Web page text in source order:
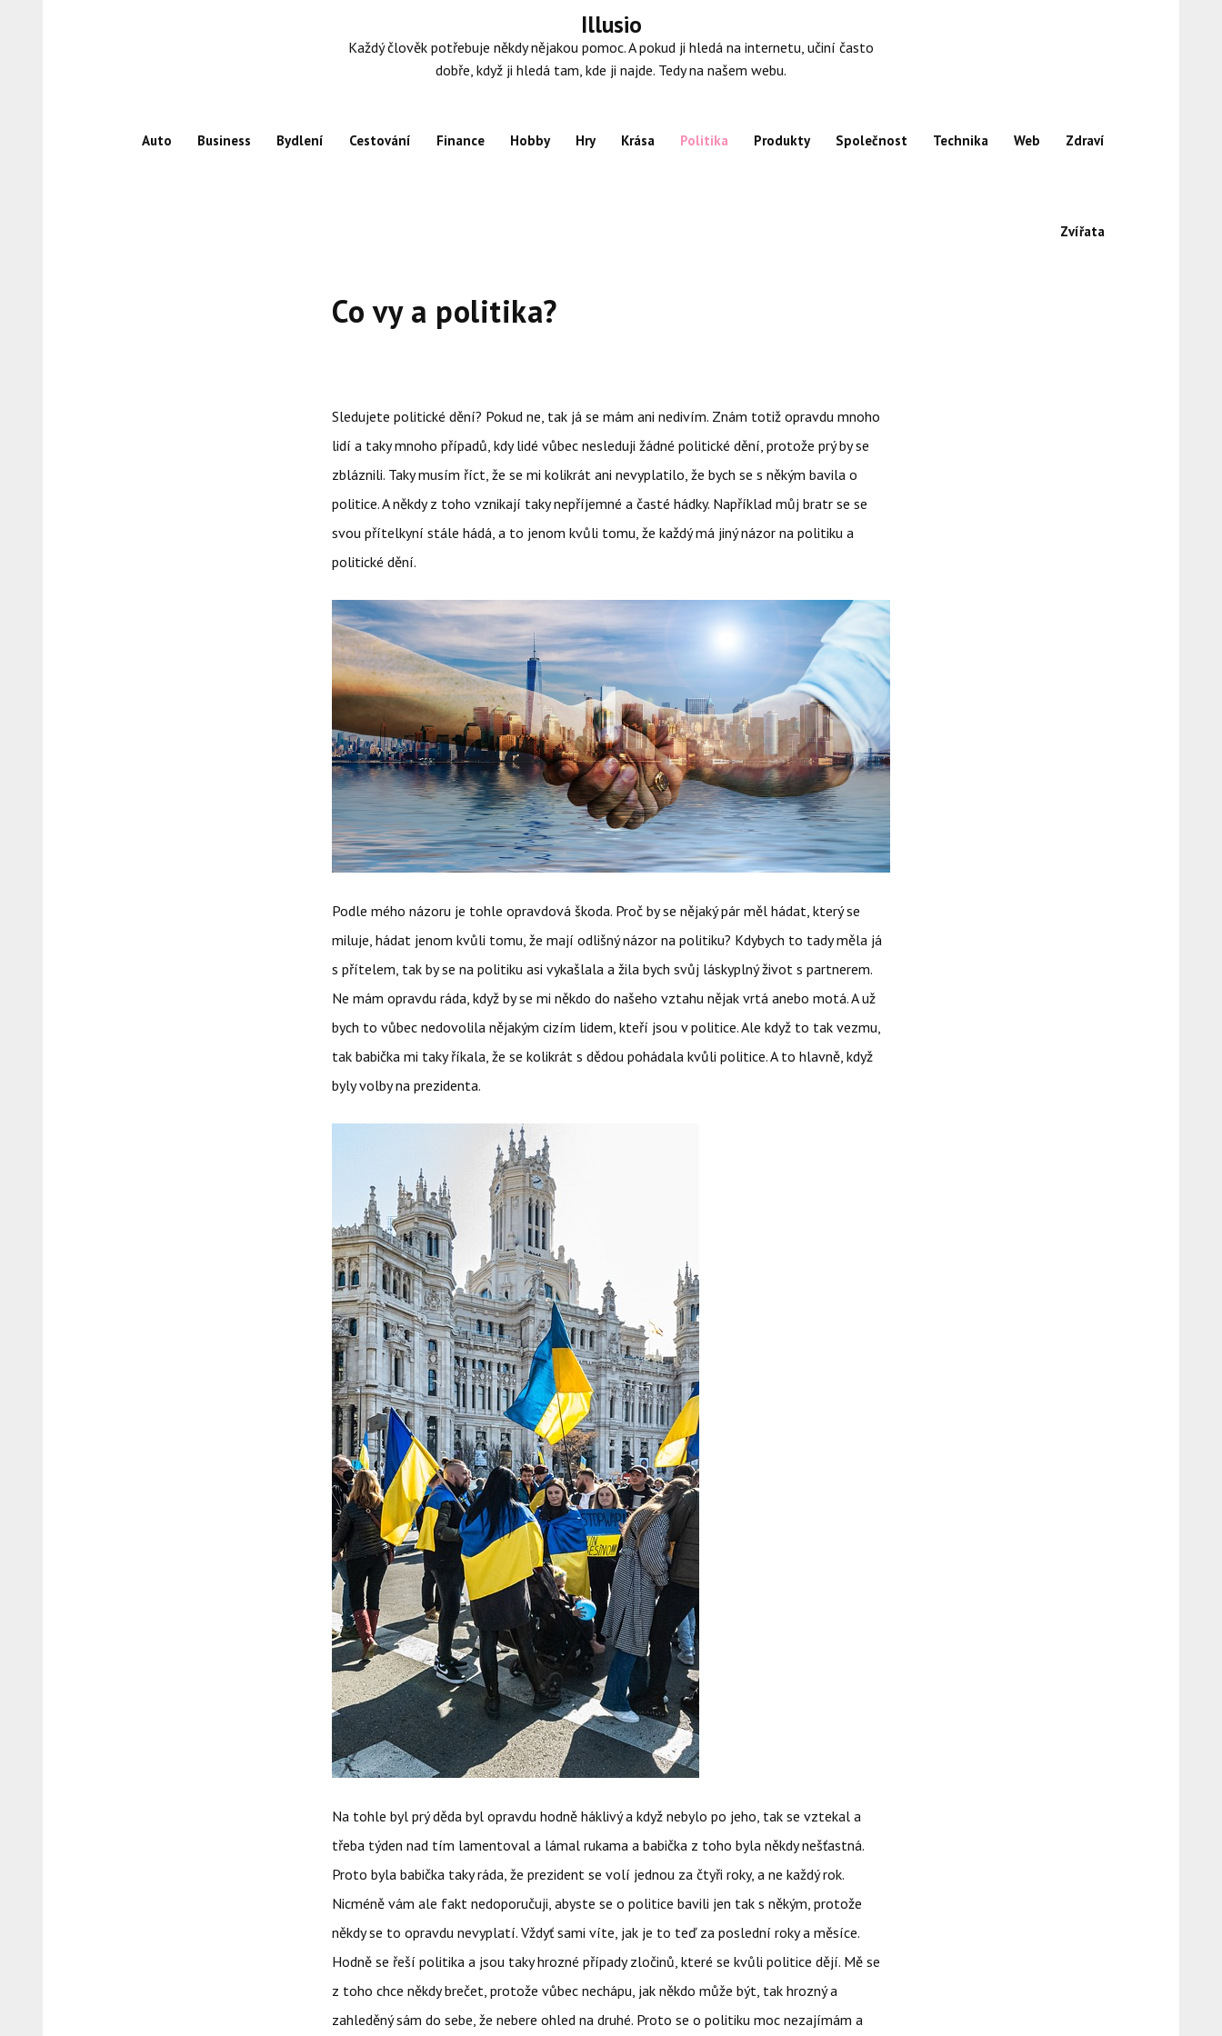
Illusio
Každý člověk potřebuje někdy nějakou pomoc. A pokud ji hledá na internetu, učiní často
dobře, když ji hledá tam, kde ji najde. Tedy na našem webu.
Auto Business Bydlení Cestování Finance Hobby Hry Krása Politika Produkty Společnost Technika Web Zdraví
Zvířata
Co vy a politika?
Sledujete politické dění? Pokud ne, tak já se mám ani nedivím. Znám totiž opravdu mnoho
lidí a taky mnoho případů, kdy lidé vůbec nesleduji žádné politické dění, protože prý by se
zbláznili. Taky musím říct, že se mi kolikrát ani nevyplatilo, že bych se s někým bavila o
politice. A někdy z toho vznikají taky nepříjemné a časté hádky. Například můj bratr se se
svou přítelkyní stále hádá, a to jenom kvůli tomu, že každý má jiný názor na politiku a
politické dění.
Podle mého názoru je tohle opravdová škoda. Proč by se nějaký pár měl hádat, který se
miluje, hádat jenom kvůli tomu, že mají odlišný názor na politiku? Kdybych to tady měla já
s přítelem, tak by se na politiku asi vykašlala a žila bych svůj láskyplný život s partnerem.
Ne mám opravdu ráda, když by se mi někdo do našeho vztahu nějak vrtá anebo motá. A už
bych to vůbec nedovolila nějakým cizím lidem, kteří jsou v politice. Ale když to tak vezmu,
tak babička mi taky říkala, že se kolikrát s dědou pohádala kvůli politice. A to hlavně, když
byly volby na prezidenta.
Na tohle byl prý děda byl opravdu hodně háklivý a když nebylo po jeho, tak se vztekal a
třeba týden nad tím lamentoval a lámal rukama a babička z toho byla někdy nešťastná.
Proto byla babička taky ráda, že prezident se volí jednou za čtyři roky, a ne každý rok.
Nicméně vám ale fakt nedoporučuji, abyste se o politice bavili jen tak s někým, protože
někdy se to opravdu nevyplatí. Vždyť sami víte, jak je to teď za poslední roky a měsíce.
Hodně se řeší politika a jsou taky hrozné případy zločinů, které se kvůli politice dějí. Mě se
z toho chce někdy brečet, protože vůbec nechápu, jak někdo může být, tak hrozný a
zahleděný sám do sebe, že nebere ohled na druhé. Proto se o politiku moc nezajímám a